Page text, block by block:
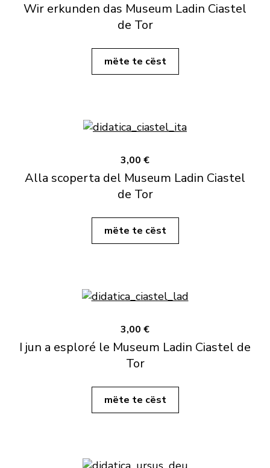
Wir erkunden das Museum Ladin Ciastel
de Tor
mëte te cëst
3,00 €
Alla scoperta del Museum Ladin Ciastel
de Tor
mëte te cëst
3,00 €
I jun a esploré le Museum Ladin Ciastel de
Tor
mëte te cëst